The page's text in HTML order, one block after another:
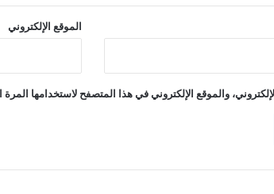
الموقع الإلكتروني
والموقع الإلكتروني في هذا المتصفح لاستخدامها المرة